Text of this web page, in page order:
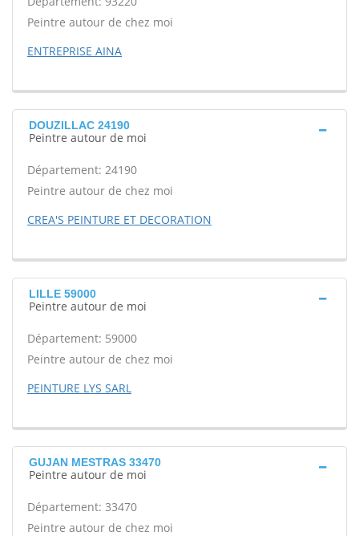
Peintre autour de chez moi
ENTREPRISE AINA
DOUZILLAC 24190
Peintre autour de moi
Département: 24190
Peintre autour de chez moi
CREA'S PEINTURE ET DECORATION
LILLE 59000
Peintre autour de moi
Département: 59000
Peintre autour de chez moi
PEINTURE LYS SARL
GUJAN MESTRAS 33470
Peintre autour de moi
Département: 33470
Peintre autour de chez moi